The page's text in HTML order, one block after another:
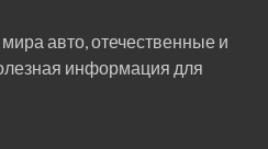
авто, отечественные и
информация для